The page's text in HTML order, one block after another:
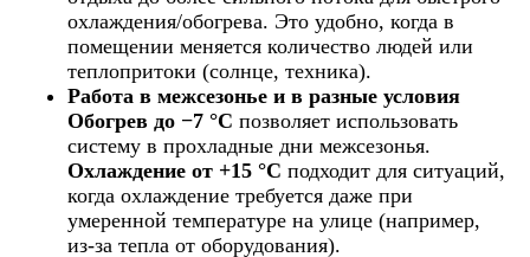
охлаждения/обогрева. Это удобно, когда в
помещении меняется количество людей или
теплопритоки (солнце, техника).
Работа в межсезонье и в разные условия
Обогрев до −7 °C позволяет использовать
систему в прохладные дни межсезонья.
Охлаждение от +15 °C подходит для ситуаций,
когда охлаждение требуется даже при
умеренной температуре на улице (например,
из-за тепла от оборудования).